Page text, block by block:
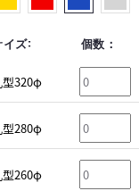
イズ: 個数：
型320φ
型280φ
型260φ